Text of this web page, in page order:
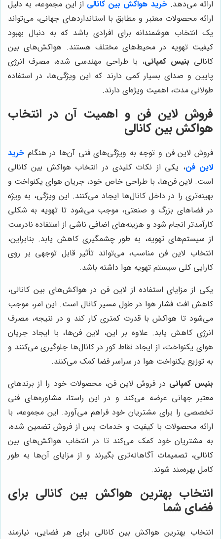
ارائه می‌دهد.خرید هواکش بین کانالی از این مجموعه، به دلیل
ارائه محصولات معتبر و مطابق با استانداردهای جهانی، می‌تواند
یک انتخاب هوشمندانه برای افرادی باشد که به دنبال بهبود
کیفیت تهویه در محیط‌های مختلف هستند. هواکش‌های بین
کانالی بنیس کمپانی، با طراحی مهندسی شده، مصرف انرژی
پایین و صدای بسیار کمی دارند که این ویژگی‌ها، در استفاده
طولانی مدت، اهمیت ویژه‌ای دارند.
فروش لاین فن و اهمیت آن در انتخاب
هواکش بین کانالی
فروش لاین فن و توجه به ویژگی‌های فنی آن‌ها در هنگام خرید
لاین فن، یکی از نکات کلیدی در انتخاب هواکش بین کانالی
است. لاین فن‌ها، با طراحی خاص خود، جریان هوای یکنواخت و
بهینه‌تری را در داخل کانال‌ها ایجاد می‌کنند. این ویژگی، به ویژه
در فضاهای بزرگ و صنعتی، موجب می‌شود تا تهویه به شکلی
کارآمدتر انجام شود و هزینه‌های اضافی ناشی از استفاده نادرست
از سیستم‌های تهویه، به طور چشمگیری کاهش یابد. بنابراین،
انتخاب لاین فن مناسب، می‌تواند تأثیر قابل توجهی بر روی
کارایی کلی سیستم تهویه هوا داشته باشد.
یکی از مزایای استفاده از لاین فن در هواکش‌های بین کانالی،
کاهش افت فشار هوا در طول مسیر کانال است. این امر، موجب
می‌شود تا هواکش با قدرت کمتری کار کند و در نتیجه، مصرف
انرژی کاهش یابد. علاوه بر این، لاین فن‌ها، با ایجاد جریان
هوای یکنواخت، از ایجاد نقاط کور در کانال‌ها جلوگیری می‌کنند و
به توزیع یکنواخت هوا در سراسر فضا کمک می‌کنند.
بنیس کمپانی در فروش لاین فن، محصولات خود را از برندهای
معتبر جهانی عرضه می‌کند و در این راستا، مشاوره‌های فنی
تخصصی را برای مشتریان خود فراهم می‌آورد. این مجموعه، با
ارائه محصولات با کیفیت و خدمات پس از فروش تضمین شده،
به مشتریان خود کمک می‌کند تا در انتخاب هواکش‌های بین
کانالی، تصمیمات آگاهانه‌تری بگیرند و از مزایای آن‌ها به طور
کامل بهره‌مند شوند.
انتخاب بهترین هواکش بین کانالی برای
فضای شما
انتخاب بهترین هواکش بین کانالی برای هر فضایی، نیازمند